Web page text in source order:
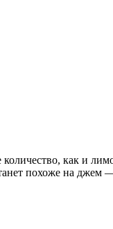
как и
похоже на джем